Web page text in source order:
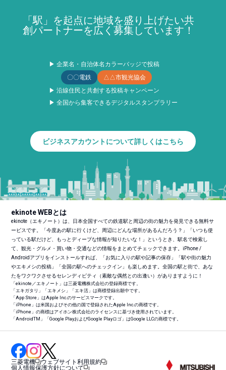
「駅」を起点に地域を盛り上げたい共
創パートナーを広く募集しています！
▶ 企業名・自治体名カラーバッジで投稿
〇〇電鉄
△△市観光協会
▶ 沿線住民と共創する投稿キャンペーン
▶ 全国から集客できるデジタルスタンプラリー
ビジネスアカウントについて詳しくはこちら
ekinote WEBとは
ekinote（エキノート）は、日本全国すべての鉄道駅と周辺の街の魅力を発見できる無料サ
ービスです。「今度あの駅に行くけど、周辺にどんな場所があるんだろう？」「いつも使
っている駅だけど、もっとディープな情報が知りたいな！」というとき、駅名で検索し
て、観光・グルメ・買い物・交通などの情報をまとめてチェックできます。iPhone /
Androidアプリをインストールすれば、「お気に入りの駅や記事の保存」「駅や街の魅力
やエキメシの投稿」「全国の駅へのチェックイン」も楽しめます。全国の駅と街で、あな
たをワクワクさせるセレンディピティ（素敵な偶然との出逢い）がありますように！
「ekinote／エキノート」は三菱電機株式会社の登録商標です。
「エキガタリ」「エキメシ」「エキ活」は商標登録出願中です。
「App Store」はApple Inc.のサービスマークです。
「iPhone」は米国およびその他の国で登録されたApple Inc.の商標です。
「iPhone」の商標はアイホン株式会社のライセンスに基づき使用されています。
「AndroidTM 」「Google PlayおよびGoogle Playロゴ」はGoogle LLCの商標です。
三菱電機
ウェブサイト利用規約
個人情報保護方針について